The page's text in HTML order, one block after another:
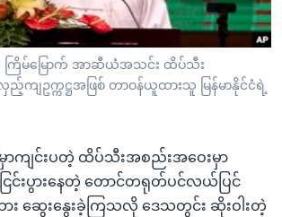
ျား
း
) ကြိမ်မြောက် အာဆီယံအသင်း ထိပ်သီး
ကျဥက္ကဋ္ဌအဖြစ် တာဝန်ယူထားသူ မြန်မာနိုင်ငံရဲ့
မှာကျင်းပတဲ့ ထိပ်သီးအစည်းအဝေးမှာ
ြင်းပွားနေတဲ့ တောင်တရုတ်ပင်လယ်ပြင်
ဆွေးနွေးခဲ့ကြသလို ဒေသတွင်း ဆိုးဝါးတဲ့